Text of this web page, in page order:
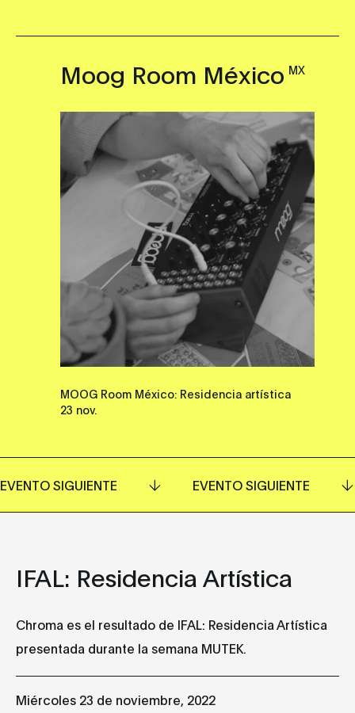
Moog Room México MX
MOOG Room México: Residencia artística
23 nov.
EVENTO SIGUIENTE EVENTO SIGUIENTE
IFAL: Residencia Artística
Chroma es el resultado de IFAL: Residencia Artística
presentada durante la semana MUTEK.
Miércoles 23 de noviembre, 2022